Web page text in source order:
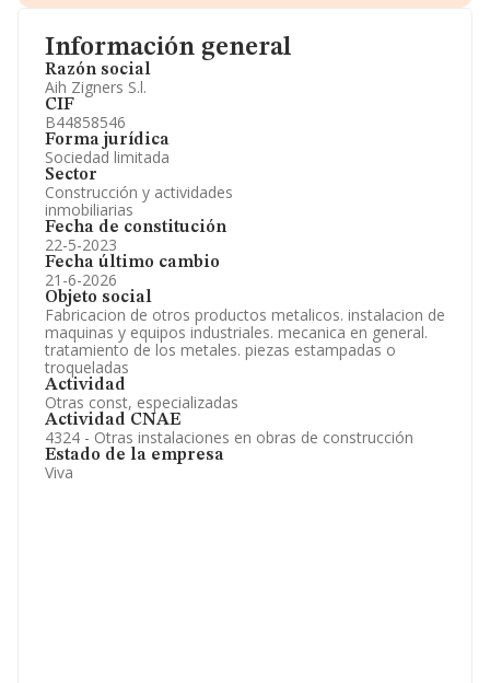
Información general
Razón social
Aih Zigners S.l.
CIF
B44858546
Forma jurídica
Sociedad limitada
Sector
Construcción y actividades
inmobiliarias
Fecha de constitución
22-5-2023
Fecha último cambio
21-6-2026
Objeto social
Fabricacion de otros productos metalicos. instalacion de
maquinas y equipos industriales. mecanica en general.
tratamiento de los metales. piezas estampadas o
troqueladas
Actividad
Otras const, especializadas
Actividad CNAE
4324 - Otras instalaciones en obras de construcción
Estado de la empresa
Viva
Información oficial y registral complementaria.